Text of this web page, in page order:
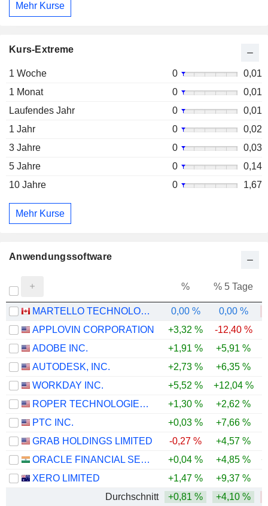
Mehr Kurse
Kurs-Extreme
1 Woche 0
0,01
1 Monat
0
0,01
Laufendes Jahr
0
0,01
1 Jahr
0
0,02
3 Jahre
0
0,03
5 Jahre
0
0,14
10 Jahre
0 1,67
Mehr Kurse
Anwendungssoftware
% % 5 Tage
MARTELLO TECHNOLOGIES GROUP INC. 0,00 % 0,00 %
APPLOVIN CORPORATION
+3,32 % -12,40 %
ADOBE INC.
+1,91 % +5,91 %
AUTODESK, INC.
+2,73 % +6,35 %
WORKDAY INC.
+5,52 % +12,04 %
ROPER TECHNOLOGIES, INC.
+1,30 % +2,62 %
PTC INC.
+0,03 % +7,66 %
GRAB HOLDINGS LIMITED
-0,27 % +4,57 %
ORACLE FINANCIAL SERVICES SOFTWARE LIMITED
+0,04 % +4,85 %
XERO LIMITED
+1,47 % +9,37 %
Durchschnitt
+0,81 % +4,10 %